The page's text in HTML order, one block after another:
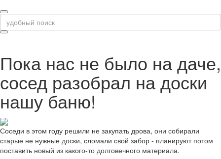
Пока нас не было на даче,
сосед разобрал на доски
нашу баню!
Соседи в этом году решили не закупать дрова, они собирали
старые не нужные доски, сломали свой забор - планируют потом
поставить новый из какого-то долговечного материала.